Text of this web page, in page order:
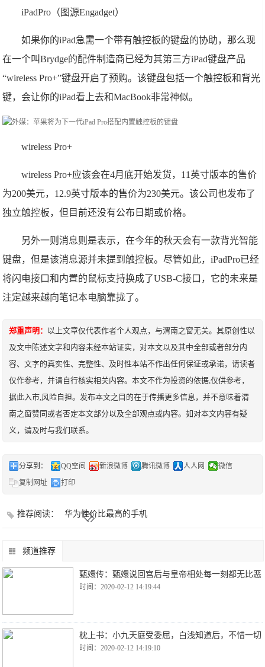
iPadPro（图源Engadget）
如果你的iPad急需一个带有触控板的键盘的协助，那么现
在一个叫Brydge的配件制造商已经为其第三方iPad键盘产品
“wireless Pro+”键盘开启了预购。该键盘包括一个触控板和背光
键，会让你的iPad看上去和MacBook非常神似。
wireless Pro+
wireless Pro+应该会在4月底开始发货，11英寸版本的售价
为200美元，12.9英寸版本的售价为230美元。该公司也发布了
独立触控板，但目前还没有公布日期或价格。
另外一则消息则是表示，在今年的秋天会有一款背光智能
键盘，但是该消息源并未提到触控板。尽管如此，iPadPro已经
将闪电接口和内置的鼠标支持换成了USB-C接口，它的未来是
注定越来越向笔记本电脑靠拢了。
郑重声明： 以上文章仅代表作者个人观点，与渭南之窗无关。其原创性以
及文中陈述文字和内容未经本站证实，对本文以及其中全部或者部分内
容、文字的真实性、完整性、及时性本站不作出任何保证或承诺，请读者
仅作参考，并请自行核实相关内容。本文不作为投资的依据,仅供参考，
据此入市,风险自担。发布本文之目的在于传播更多信息，并不意味着渭
南之窗赞同或者否定本文部分以及全部观点或内容。如对本文内容有疑
义，请及时与我们联系。
分享到： QQ空间 新浪微博 腾讯微博 人人网
微信
复制网址
打印
推荐阅读： 华为性价比最高的手机
频道推荐
甄嬛传：甄嬛说回宫后与皇帝相处每一刻都无比恶
时间：2020-02-12 14:19:44
枕上书：小九天庭受委屈，白浅知道后，不惜一切
时间：2020-02-12 14:19:10